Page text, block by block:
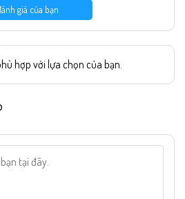
giá của bạn
hợp với lựa chọn của bạn.